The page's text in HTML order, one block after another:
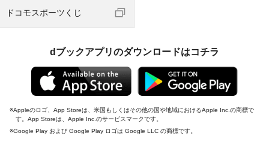
ドコモスポーツくじ
dブックアプリのダウンロードはコチラ
Appleのロゴ、App Storeは、米国もしくはその他の国や地域におけるApple Inc.の商標で
す。App Storeは、Apple Inc.のサービスマークです。
Google Play および Google Play ロゴは Google LLC の商標です。